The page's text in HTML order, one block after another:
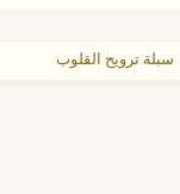
سبلة ترويح القلوب